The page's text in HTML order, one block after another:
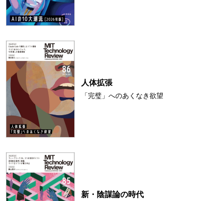
人体拡張
「完璧」へのあくなき欲望
新・陰謀論の時代